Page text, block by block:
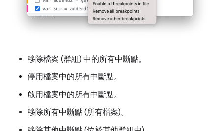
移除檔案 (群組) 中的所有中斷點。
停用檔案中的所有中斷點。
啟用檔案中的所有中斷點。
移除所有中斷點 (所有檔案)。